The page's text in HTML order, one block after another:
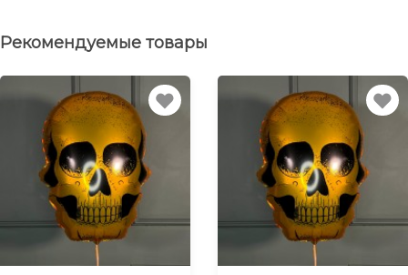
Рекомендуемые товары